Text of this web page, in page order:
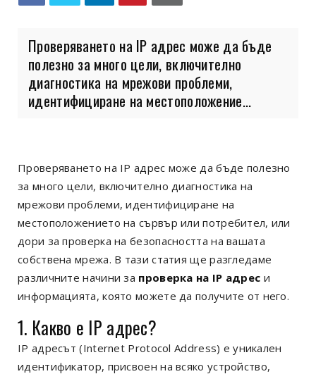
Проверяването на IP адрес може да бъде
полезно за много цели, включително
диагностика на мрежови проблеми,
идентифициране на местоположение...
Проверяването на IP адрес може да бъде полезно
за много цели, включително диагностика на
мрежови проблеми, идентифициране на
местоположението на сървър или потребител, или
дори за проверка на безопасността на вашата
собствена мрежа. В тази статия ще разгледаме
различните начини за проверка на IP адрес и
информацията, която можете да получите от него.
1. Какво е IP адрес?
IP адресът (Internet Protocol Address) е уникален
идентификатор, присвоен на всяко устройство,